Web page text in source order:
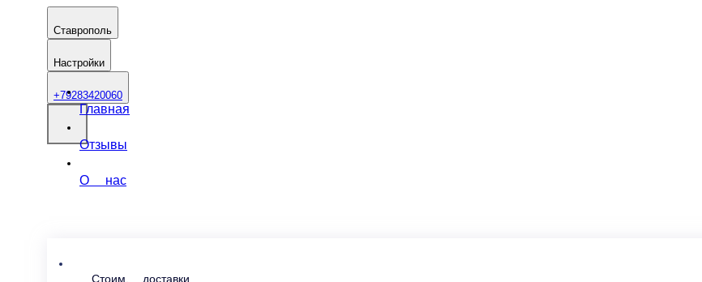
Ставрополь
Настройки
+79283420060